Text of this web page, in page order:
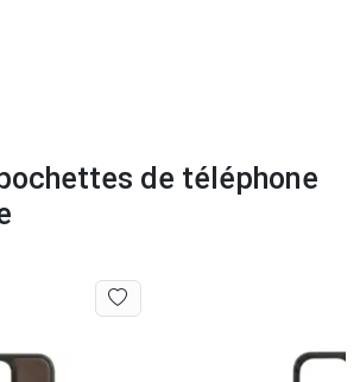
de téléphone